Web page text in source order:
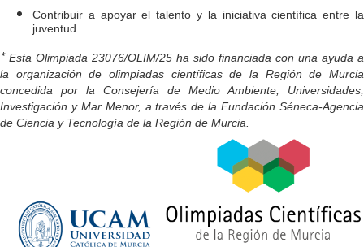
Contribuir a apoyar el talento y la iniciativa científica entre la
juventud.
* Esta Olimpiada 23076/OLIM/25 ha sido financiada con una ayuda a
la organización de olimpiadas científicas de la Región de Murcia
concedida por la Consejería de Medio Ambiente, Universidades,
Investigación y Mar Menor, a través de la Fundación Séneca-Agencia
de Ciencia y Tecnología de la Región de Murcia.